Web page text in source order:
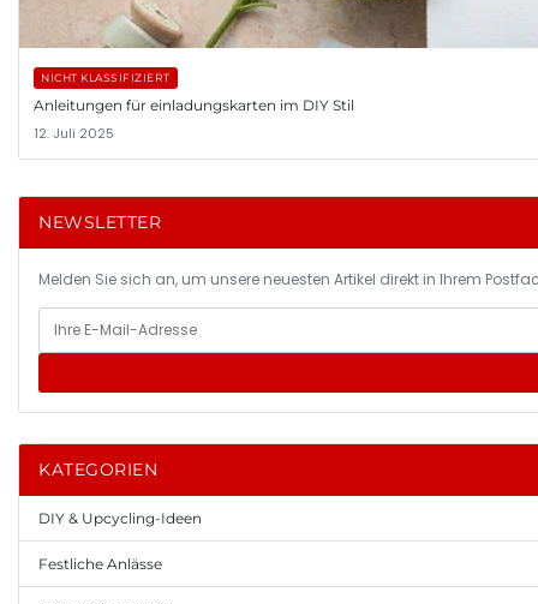
NICHT KLASSIFIZIERT
Anleitungen für einladungskarten im DIY Stil
12. Juli 2025
NEWSLETTER
Melden Sie sich an, um unsere neuesten Artikel direkt in Ihrem
KATEGORIEN
DIY & Upcycling-Ideen
Festliche Anlässe